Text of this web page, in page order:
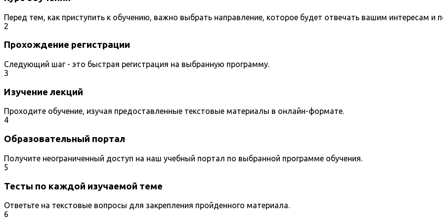
Перед тем, как приступить к обучению, важно выбрать направление, которое будет отвечать вашим интересам и
2
Прохождение регистрации
Следующий шаг - это быстрая регистрация на выбранную программу.
3
Изучение лекций
Проходите обучение, изучая предоставленные текстовые материалы в онлайн-формате.
4
Образовательный портал
Получите неограниченный доступ на наш учебный портал по выбранной программе обучения.
5
Тесты по каждой изучаемой теме
Ответьте на текстовые вопросы для закрепления пройденного материала.
6